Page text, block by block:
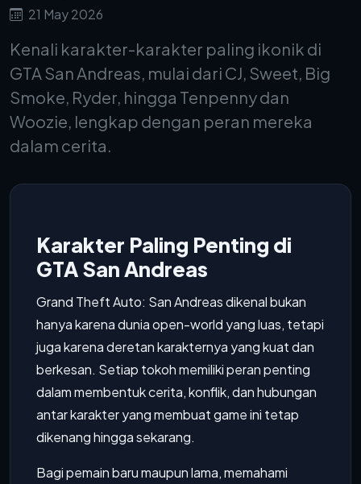
21 May 2026
Kenali karakter-karakter paling ikonik di
GTA San Andreas, mulai dari CJ, Sweet, Big
Smoke, Ryder, hingga Tenpenny dan
Woozie, lengkap dengan peran mereka
dalam cerita.
Karakter Paling Penting di
GTA San Andreas
Grand Theft Auto: San Andreas dikenal bukan
hanya karena dunia open-world yang luas, tetapi
juga karena deretan karakternya yang kuat dan
berkesan. Setiap tokoh memiliki peran penting
dalam membentuk cerita, konflik, dan hubungan
antar karakter yang membuat game ini tetap
dikenang hingga sekarang.
Bagi pemain baru maupun lama, memahami